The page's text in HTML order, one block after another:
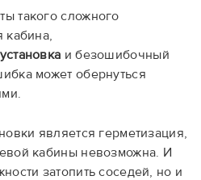
такого сложного
кабина,
и безошибочный
может обернуться
является герметизация,
кабины невозможна. И
затопить соседей, но и